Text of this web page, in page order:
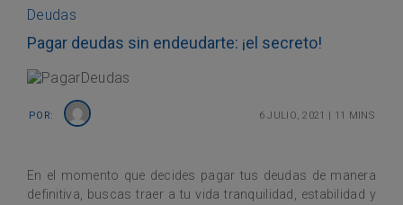
Deudas
Pagar deudas sin endeudarte: ¡el secreto!
Por: 6 julio, 2021 | 11 mins
En el momento que decides pagar tus deudas de manera
definitiva, buscas traer a tu vida tranquilidad, estabilidad y